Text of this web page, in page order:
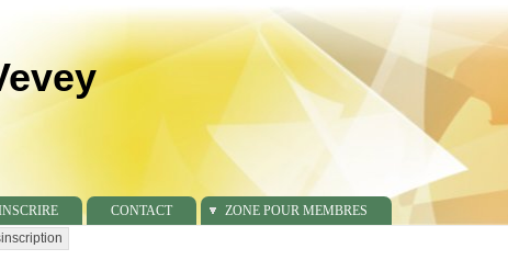
CONTACT ZONE POUR MEMBRES